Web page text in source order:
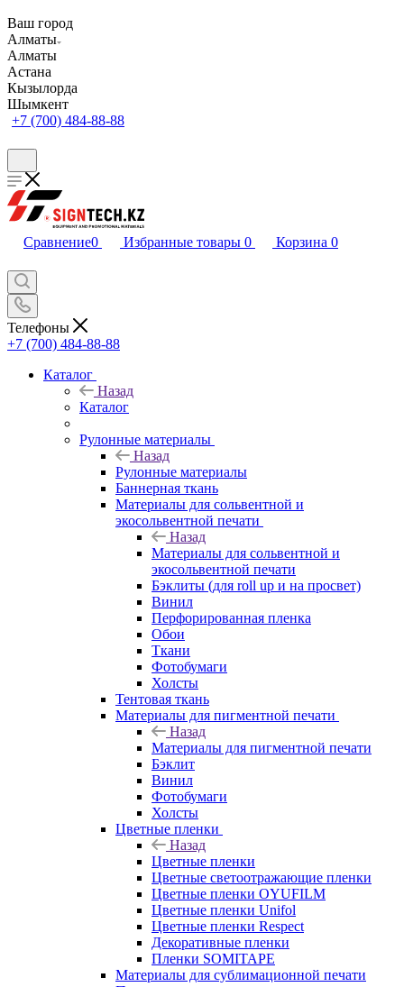
Ваш город
Алматы
Алматы
Астана
Кызылорда
Шымкент
+7 (700) 484-88-88
Сравнение0 Избранные товары 0 Корзина 0
Телефоны
+7 (700) 484-88-88
Каталог
Назад
Каталог
Рулонные материалы
Назад
Рулонные материалы
Баннерная ткань
Материалы для сольвентной и
экосольвентной печати
Назад
Материалы для сольвентной и
экосольвентной печати
Бэклиты (для roll up и на просвет)
Винил
Перфорированная пленка
Обои
Ткани
Фотобумаги
Холсты
Тентовая ткань
Материалы для пигментной печати
Назад
Материалы для пигментной печати
Бэклит
Винил
Фотобумаги
Холсты
Цветные пленки
Назад
Цветные пленки
Цветные светоотражающие пленки
Цветные пленки OYUFILM
Цветные пленки Unifol
Цветные пленки Respect
Декоративные пленки
Пленки SOMITAPE
Материалы для сублимационной печати